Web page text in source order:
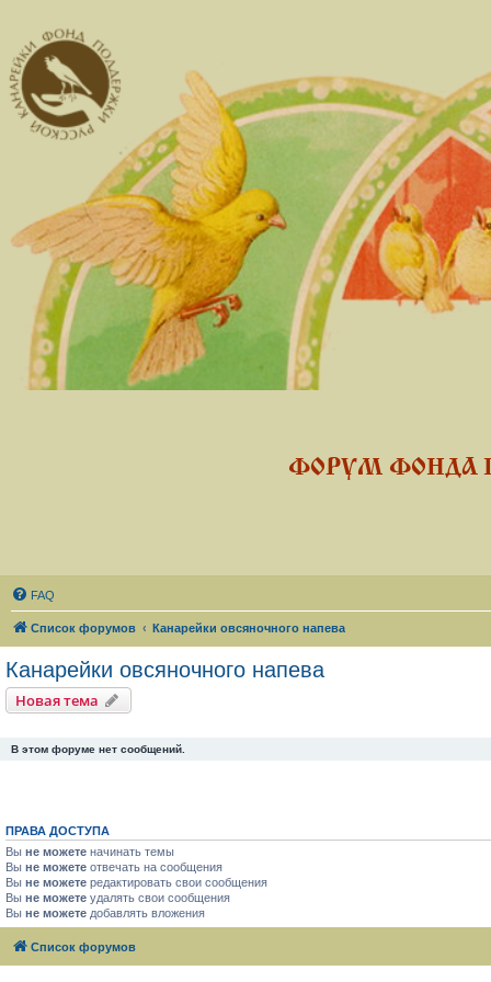
ФОРУМ ФОНДА
FAQ
Список форумов Канарейки овсяночного напева
Канарейки овсяночного напева
Новая тема
В этом форуме нет сообщений.
ПРАВА ДОСТУПА
Вы не можете начинать темы
Вы не можете отвечать на сообщения
Вы не можете редактировать свои сообщения
Вы не можете удалять свои сообщения
Вы не можете добавлять вложения
Список форумов